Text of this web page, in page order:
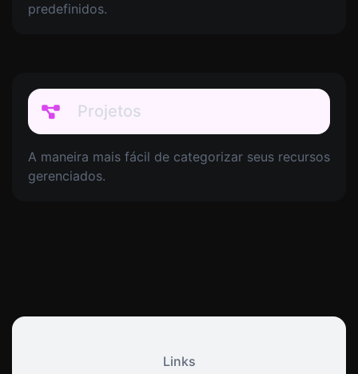
predefinidos.
Projetos
A maneira mais fácil de categorizar seus recursos
gerenciados.
Links